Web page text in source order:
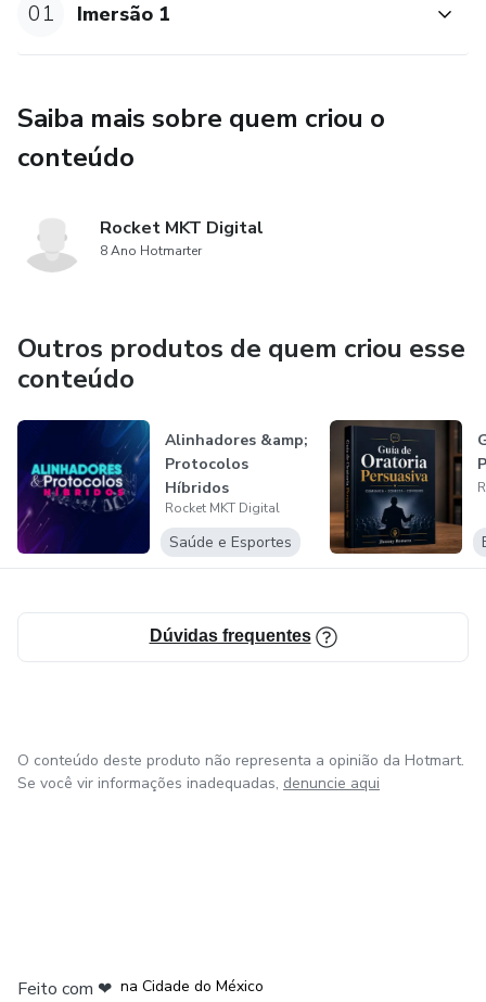
01 Imersão 1
Saiba mais sobre quem criou o
conteúdo
Rocket MKT Digital
8 Ano Hotmarter
Outros produtos de quem criou esse
conteúdo
Alinhadores &amp;
Protocolos
Híbridos
Rocket MKT Digital
Saúde e Esportes
Dúvidas frequentes
O conteúdo deste produto não representa a opinião da Hotmart.
Se você vir informações inadequadas, denuncie aqui
Feito com ❤ na Cidade do México